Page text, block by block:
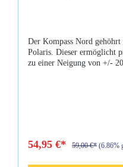
Der Kompass Nord
Polaris. Dieser ermöglicht
zu einer Neigung von +/- 20°. Eigenschaften: max.
54,95 €* 59,00 €* (6.86%